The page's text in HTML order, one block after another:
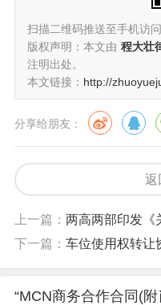
扫描二维码推送至手机访问
版权声明：本文由 程大壮
注明出处。
本文链接： http://
分享给朋友：
返
上一篇： 两高两部印发《关
下一篇： 车位使用权转让
“MCN商务合作合同(